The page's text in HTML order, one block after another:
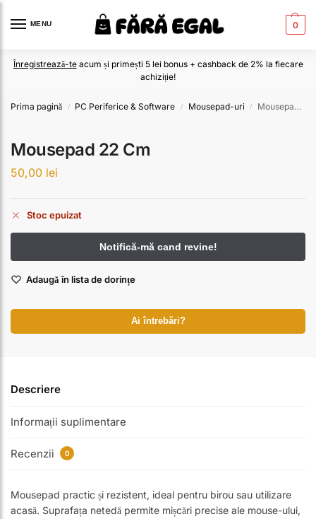
MENU 0
Înregistrează-teacum și primești 5 lei bonus + cashback de 2% la fiecare
achiziție!
Prima pagină / PC Periferice & Software / Mousepad-uri / Mousepad 22 Cm
Mousepad 22 Cm
50,00 lei
Stoc epuizat
Adaugă în lista de dorințe
Ai întrebări?
Descriere
Informații suplimentare
Recenzii 0
Mousepad practic și rezistent, ideal pentru birou sau utilizare
acasă. Suprafața netedă permite mișcări precise ale mouse-ului,